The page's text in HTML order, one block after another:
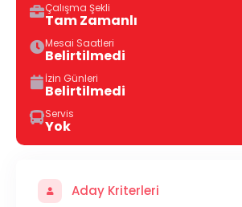
Çalışma Şekli
Tam Zamanlı
Mesai Saatleri
Belirtilmedi
İzin Günleri
Belirtilmedi
Servis
Yok
Aday Kriterleri